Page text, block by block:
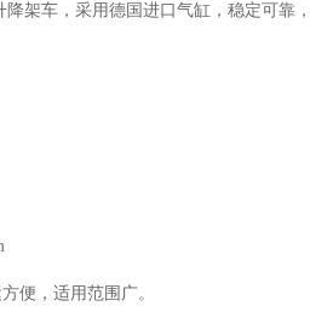
降架车，采用德国进口气缸，稳定可靠
便，适用范围广。